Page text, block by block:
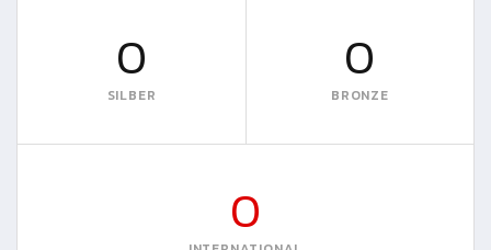
0
SILBER
0
BRONZE
0